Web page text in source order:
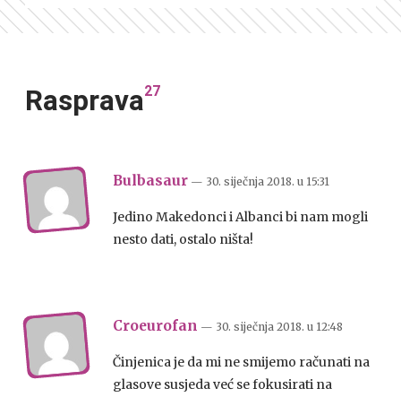
Rasprava27
Bulbasaur — 30. siječnja 2018. u 15:31
Jedino Makedonci i Albanci bi nam mogli
nesto dati, ostalo ništa!
Croeurofan — 30. siječnja 2018. u 12:48
Činjenica je da mi ne smijemo računati na
glasove susjeda već se fokusirati na